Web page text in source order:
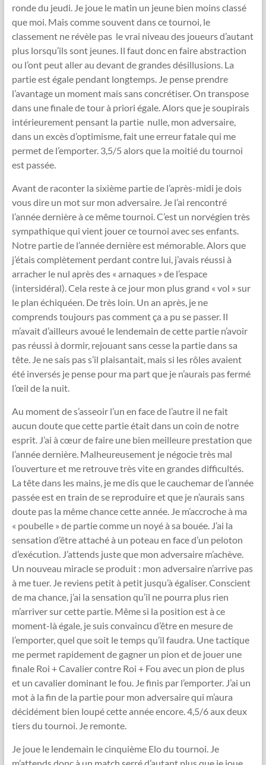
ronde du jeudi. Je joue le matin un jeune bien moins classé
que moi. Mais comme souvent dans ce tournoi, le
classement ne révèle pas le vrai niveau des joueurs d’autant
plus lorsqu’ils sont jeunes. Il faut donc en faire abstraction
ou l’ont peut aller au devant de grandes désillusions. La
partie est égale pendant longtemps. Je pense prendre
l’avantage un moment mais sans concrétiser. On transpose
dans une finale de tour à priori égale. Alors que je soupirais
intérieurement pensant la partie nulle, mon adversaire,
dans un excès d’optimisme, fait une erreur fatale qui me
permet de l’emporter. 3,5/5 alors que la moitié du tournoi
est passée.
Avant de raconter la sixième partie de l’après-midi je dois
vous dire un mot sur mon adversaire. Je l’ai rencontré
l’année dernière à ce même tournoi. C’est un norvégien très
sympathique qui vient jouer ce tournoi avec ses enfants.
Notre partie de l’année dernière est mémorable. Alors que
j’étais complètement perdant contre lui, j’avais réussi à
arracher le nul après des « arnaques » de l’espace
(intersidéral). Cela reste à ce jour mon plus grand « vol » sur
le plan échiquéen. De très loin. Un an après, je ne
comprends toujours pas comment ça a pu se passer. Il
m’avait d’ailleurs avoué le lendemain de cette partie n’avoir
pas réussi à dormir, rejouant sans cesse la partie dans sa
tête. Je ne sais pas s’il plaisantait, mais si les rôles avaient
été inversés je pense pour ma part que je n’aurais pas fermé
l’œil de la nuit.
Au moment de s’asseoir l’un en face de l’autre il ne fait
aucun doute que cette partie était dans un coin de notre
esprit. J’ai à cœur de faire une bien meilleure prestation que
l’année dernière. Malheureusement je négocie très mal
l’ouverture et me retrouve très vite en grandes difficultés.
La tête dans les mains, je me dis que le cauchemar de l’année
passée est en train de se reproduire et que je n’aurais sans
doute pas la même chance cette année. Je m’accroche à ma
« poubelle » de partie comme un noyé à sa bouée. J’ai la
sensation d’être attaché à un poteau en face d’un peloton
d’exécution. J’attends juste que mon adversaire m’achève.
Un nouveau miracle se produit : mon adversaire n’arrive pas
à me tuer. Je reviens petit à petit jusqu’à égaliser. Conscient
de ma chance, j’ai la sensation qu’il ne pourra plus rien
m’arriver sur cette partie. Même si la position est à ce
moment-là égale, je suis convaincu d’être en mesure de
l’emporter, quel que soit le temps qu’il faudra. Une tactique
me permet rapidement de gagner un pion et de jouer une
finale Roi + Cavalier contre Roi + Fou avec un pion de plus
et un cavalier dominant le fou. Je finis par l’emporter. J’ai un
mot à la fin de la partie pour mon adversaire qui m’aura
décidément bien loupé cette année encore. 4,5/6 aux deux
tiers du tournoi. Je remonte.
Je joue le lendemain le cinquième Elo du tournoi. Je